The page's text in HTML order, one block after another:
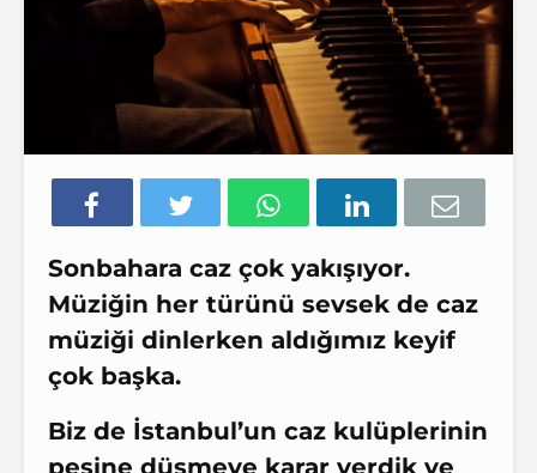
Sonbahara caz çok yakışıyor.
Müziğin her türünü sevsek de caz
müziği dinlerken aldığımız keyif
çok başka.
Biz de İstanbul’un caz kulüplerinin
peşine düşmeye karar verdik ve